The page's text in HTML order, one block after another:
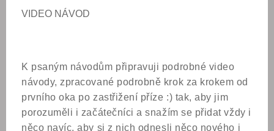
VIDEO NÁVOD
K psaným návodům připravuji podrobné video
návody, zpracované podrobně krok za krokem od
prvního oka po zastřižení příze :) tak, aby jim
porozuměli i začátečníci a snažím se přidat vždy i
něco navíc, aby si z nich odnesli něco nového i